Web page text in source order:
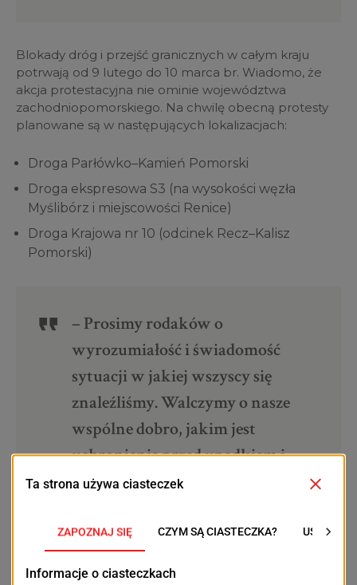
Blokady dróg i przejść granicznych w całym kraju
potrwają od 9 lutego do 10 marca br. Wiadomo, że
akcja protestacyjna nie ominie województwa
zachodniopomorskiego. Na chwilę obecną protesty
planowane są w następujących lokalizacjach:
Droga Parłówko–Kamień Pomorski
Droga ekspresowa S3 (na wysokości węzła
Myślibórz i miejscowości Renice)
Droga Krajowa nr 10 (odcinek Recz–Kalisz
Pomorski)
– Prosimy rodaków o
wyrozumiałość i świadomość
sytuacji w jakiej wszyscy się
znaleźliśmy. Walczymy o nasze
wspólne dobro, jakim jest
uchronienie przed upadkiem i
bankructwem polskich
wielopokoleniowych